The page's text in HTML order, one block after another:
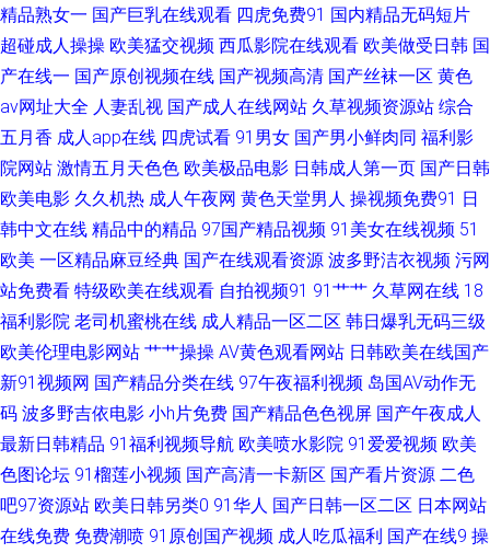
片 91探花超碰 www91自拍 超碰97人人摸 日本成人三级 91大神系列黑丝 岛
国A片 91传媒色网站 www撸夜夜 男人天堂天天操 色色丁香五月婷婷 91黄色
图片 超碰资源狠狠操 欧美TV少妇 伪娘撸管 黑丝后入91 免费无码内射黑丝
久久欧洲熟妇熟女 99爱综合 国产乱轮9 欧美变态在线 日韩第九页 香蕉福利
网 99资源超碰 豆花社区视频图片 黄色AV地址 欧美日韩H片 日韩首页 亚洲激
情视频小说 91嫩草国产精品 av五月天ab 东方av一区黑料 久久国产媒体 日韩
音 51大神 auv28少妇 大香蕉伊人精品 久久神马私人 日本久久毛 先锋男人av
站 综合色伊人探花 www69欧美 国产av成人网站 激情福利导航 免费观看国
产视频 人妖A片 伊人久肏 99热在只有 福利AV电影 精品久久91 欧美成人AB
精品熟女一 国产巨乳在线观看 四虎免费91 国内精品无码短片
超碰成人操操 欧美猛交视频 西瓜影院在线观看 欧美做受日韩 国
产在线一 国产原创视频在线 国产视频高清 国产丝袜一区 黄色
av网址大全 人妻乱视 国产成人在线网站 久草视频资源站 综合
五月香 成人app在线 四虎试看 91男女 国产男小鲜肉同 福利影
院网站 激情五月天色色 欧美极品电影 日韩成人第一页 国产日韩
欧美电影 久久机热 成人午夜网 黄色天堂男人 操视频免费91 日
韩中文在线 精品中的精品 97国产精品视频 91美女在线视频 51
欧美 一区精品麻豆经典 国产在线观看资源 波多野洁衣视频 污网
站免费看 特级欧美在线观看 自拍视频91 91艹艹 久草网在线 18
福利影院 老司机蜜桃在线 成人精品一区二区 韩日爆乳无码三级
欧美伦理电影网站 艹艹操操 AV黄色观看网站 日韩欧美在线国产
新91视频网 国产精品分类在线 97午夜福利视频 岛国AV动作无
码 波多野吉依电影 小h片免费 国产精品色色视屏 国产午夜成人
最新日韩精品 91福利视频导航 欧美喷水影院 91爱爱视频 欧美
色图论坛 91榴莲小视频 国产高清一卡新区 国产看片资源 二色
吧97资源站 欧美日韩另类0 91华人 国产日韩一区二区 日本网站
在线免费 免费潮喷 91原创国产视频 成人吃瓜福利 国产在线9 操